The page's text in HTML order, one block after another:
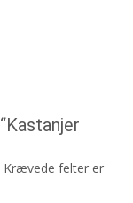
Krævede felter er